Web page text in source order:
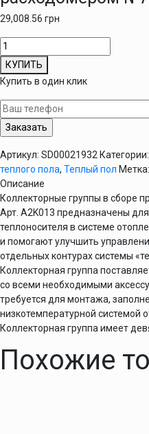
29,008.56 грн
Количество
товара
Коллекторная
группа
Icma
3/4"
с
расходомером
№A2K013
КУПИТЬ
Купить в один клик
Артикул: SD00021932 Категории:
теплого пола, Теплый пол Метка:
Описание
Коллекторные группы в сборе
Арт. A2K013 предназначены
теплоносителя в системе
и помогают улучшить
отдельных контурах системы
Коллекторная группа
со всеми необходимыми
требуется для монтажа,
низкотемпературной системой
Коллекторная группа имеет
Похожие